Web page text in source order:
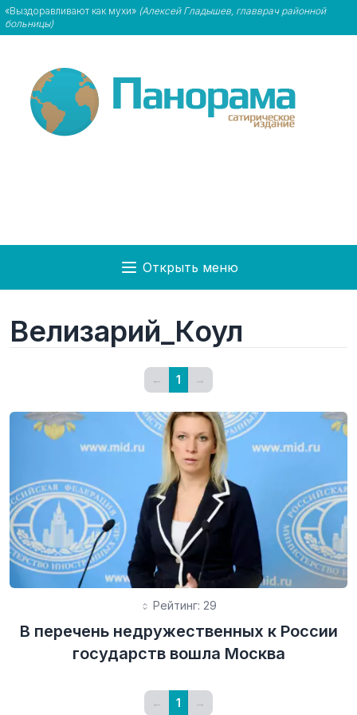
«Выздоравливают как мухи» (Алексей Гладышев, главврач районной
больницы)
Открыть меню
Велизарий_Коул
← 1 →
Рейтинг: 29
В перечень недружественных к России
государств вошла Москва
← 1 →